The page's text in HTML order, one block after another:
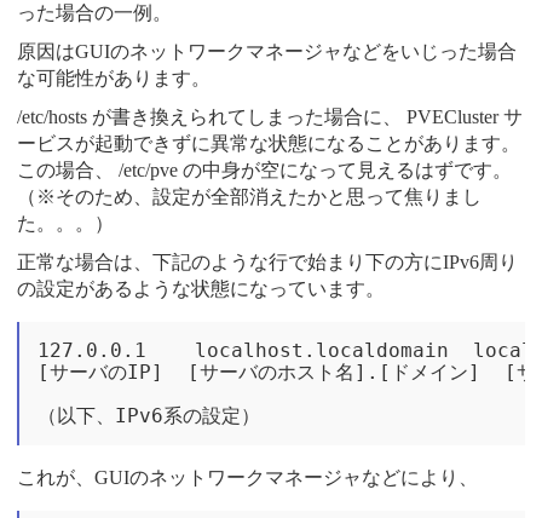
った場合の一例。
原因はGUIのネットワークマネージャなどをいじった場合
な可能性があります。
/etc/hosts が書き換えられてしまった場合に、 PVECluster サ
ービスが起動できずに異常な状態になることがあります。
この場合、 /etc/pve の中身が空になって見えるはずです。
（※そのため、設定が全部消えたかと思って焦りまし
た。。。）
正常な場合は、下記のような行で始まり下の方にIPv6周り
の設定があるような状態になっています。
127.0.0.1    localhost.localdomain
[サーバのIP]  [サーバのホスト名].[ドメイン]  [
これが、GUIのネットワークマネージャなどにより、